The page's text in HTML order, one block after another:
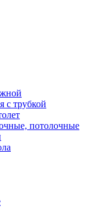
с трубкой
потолочные